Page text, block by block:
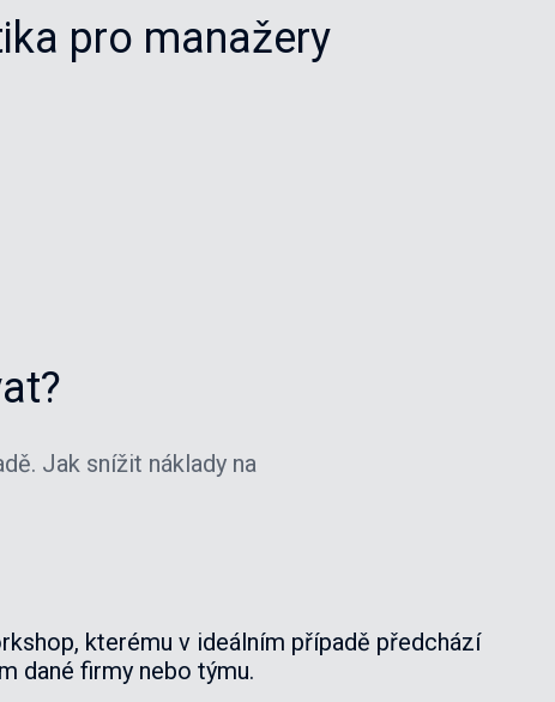
pro manažery
Jak snížit náklady na
kterému v ideálním případě předchází
dané firmy nebo týmu.